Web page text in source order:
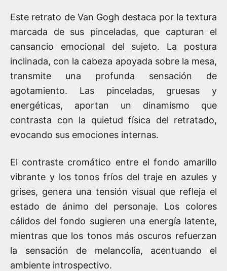
Este retrato de Van Gogh destaca por la textura
marcada de sus pinceladas, que capturan el
cansancio emocional del sujeto. La postura
inclinada, con la cabeza apoyada sobre la mesa,
transmite una profunda sensación de
agotamiento. Las pinceladas, gruesas y
energéticas, aportan un dinamismo que
contrasta con la quietud física del retratado,
evocando sus emociones internas.
El contraste cromático entre el fondo amarillo
vibrante y los tonos fríos del traje en azules y
grises, genera una tensión visual que refleja el
estado de ánimo del personaje. Los colores
cálidos del fondo sugieren una energía latente,
mientras que los tonos más oscuros refuerzan
la sensación de melancolía, acentuando el
ambiente introspectivo.